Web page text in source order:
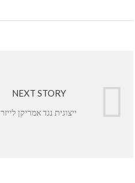
NEXT STORY
ייצוגית נגד אמריקן לייזר